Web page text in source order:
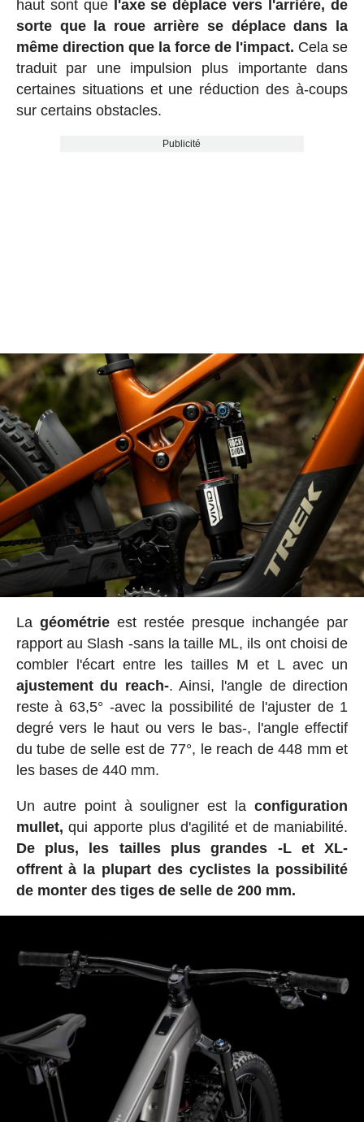
haut sont quel'axe se déplace vers l'arrière, de
sorte que la roue arrière se déplace dans la
même direction que la force de l'impact. Cela se
traduit par une impulsion plus importante dans
certaines situations et une réduction des à-coups
sur certains obstacles.
Publicité
La géométrieest restée presque inchangée par
rapport au Slash -sans la taille ML, ils ont choisi de
combler l'écart entre les tailles M et L avec un
ajustement du reach-. Ainsi, l'angle de direction
reste à 63,5° -avec la possibilité de l'ajuster de 1
degré vers le haut ou vers le bas-, l'angle effectif
du tube de selle est de 77°, le reach de 448 mm et
les bases de 440 mm.
Un autre point à souligner est laconfiguration
mullet, qui apporte plus d'agilité et de maniabilité.
De plus, les tailles plus grandes -L et XL-
offrent à la plupart des cyclistes la possibilité
de monter des tiges de selle de 200 mm.